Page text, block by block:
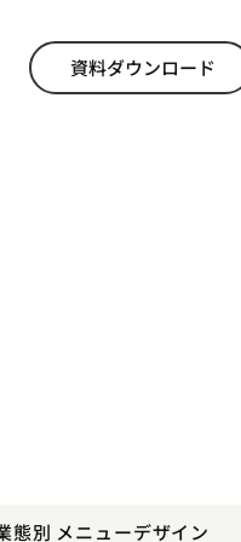
資料ダウンロード
態別 メニューデザイン